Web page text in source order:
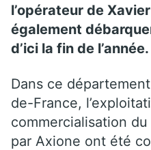
l’opérateur de
également
d’ici la fin de l’année.
Dans ce
de-France,
commercialisation du
par Axione ont été